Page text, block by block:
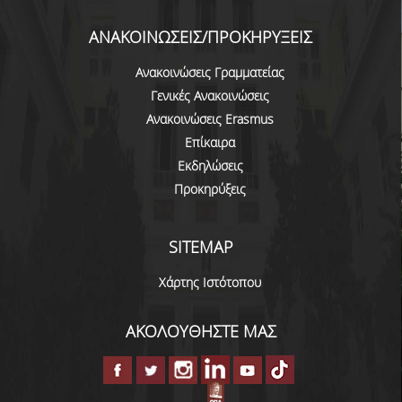
ΑΝΑΚΟΙΝΩΣΕΙΣ/ΠΡΟΚΗΡΥΞΕΙΣ
Ανακοινώσεις Γραμματείας
Γενικές Ανακοινώσεις
Ανακοινώσεις Erasmus
Επίκαιρα
Εκδηλώσεις
Προκηρύξεις
SITEMAP
Χάρτης Ιστότοπου
ΑΚΟΛΟΥΘΗΣΤΕ ΜΑΣ